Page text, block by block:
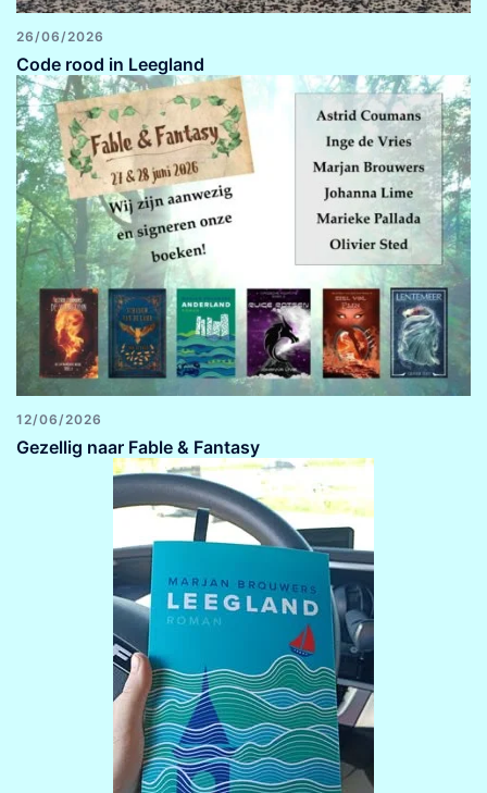
26/06/2026
Code rood in Leegland
12/06/2026
Gezellig naar Fable & Fantasy